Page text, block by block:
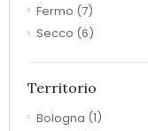
Fermo (7)
Secco (6)
Territorio
Bologna (1)